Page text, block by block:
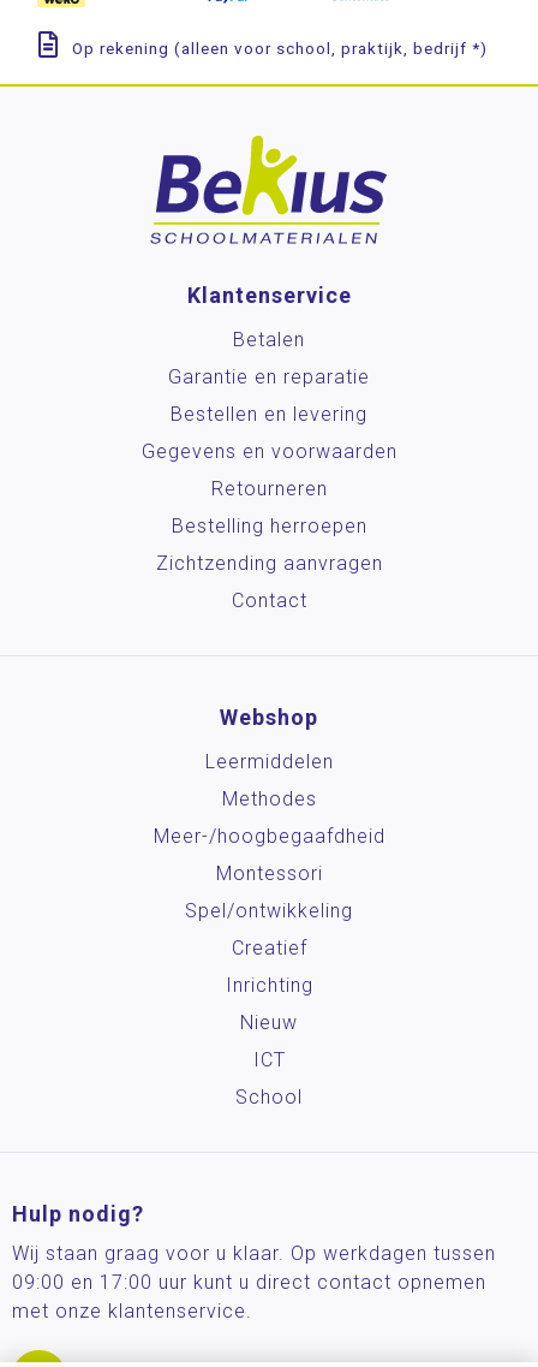
Op rekening (alleen voor school, praktijk, bedrijf *)
Klantenservice
Betalen
Garantie en reparatie
Bestellen en levering
Gegevens en voorwaarden
Retourneren
Bestelling herroepen
Zichtzending aanvragen
Contact
Webshop
Leermiddelen
Methodes
Meer-/hoog­begaafdheid
Montessori
Spel/ontwikkeling
Creatief
Inrichting
Nieuw
ICT
School
Hulp nodig?
Wij staan graag voor u klaar. Op werkdagen tussen
09:00 en 17:00 uur kunt u direct contact opnemen
met onze klantenservice.